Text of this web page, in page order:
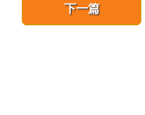
下一篇